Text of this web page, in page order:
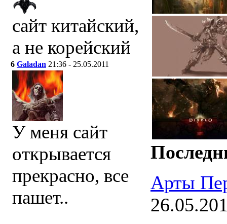
сайт китайский,
а не корейский
6 Galadan 21:36 - 25.05.2011
У меня сайт
открывается
прекрасно, все
пашет..
Арты